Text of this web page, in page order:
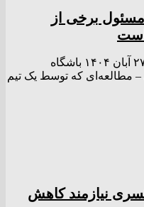
برخی از
است
به گزارش کاوک نیوز ۱۳:۲۳ – ۲۷ آبان ۱۴۰۴ باشگاه
– مطالعه‌ای که توسط یک تیم
نیازمند کاهش